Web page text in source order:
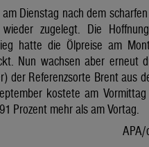
Dienstag nach dem
wieder zugelegt. Die
hatte die Ölpreise am
Nun wachsen aber erneut
der Referenzsorte Brent aus
kostete am
Prozent mehr als am Vortag.
APA/